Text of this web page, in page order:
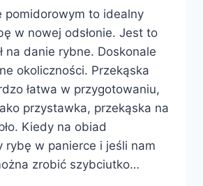
pomidorowym to idealny
w nowej odsłonie. Jest to
na danie rybne. Doskonale
okoliczności. Przekąska
łatwa w przygotowaniu,
przystawka, przekąska na
Kiedy na obiad
rybę w panierce i jeśli nam
zrobić szybciutko…